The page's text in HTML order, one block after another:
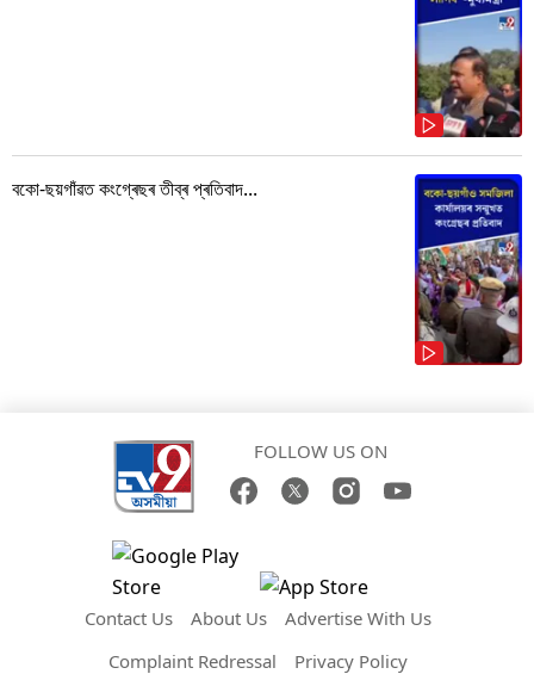
বকো-ছয়গাঁৱত কংগ্ৰেছৰ তীব্ৰ প্ৰতিবাদ...
FOLLOW US ON
Contact Us About Us
Advertise With Us
Complaint Redressal
Privacy Policy